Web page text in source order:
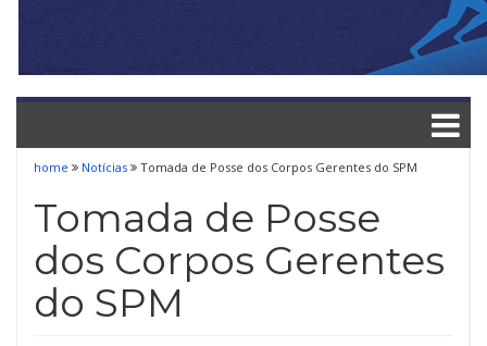
home Notícias Tomada de Posse dos Corpos Gerentes do SPM
Tomada de Posse
dos Corpos Gerentes
do SPM